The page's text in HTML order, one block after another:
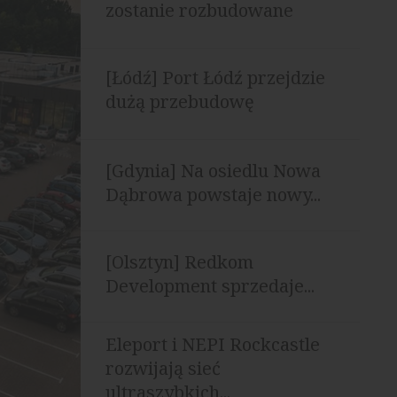
zostanie rozbudowane
[Łódź] Port Łódź przejdzie
dużą przebudowę
[Gdynia] Na osiedlu Nowa
Dąbrowa powstaje nowy...
[Olsztyn] Redkom
Development sprzedaje...
Eleport i NEPI Rockcastle
rozwijają sieć
ultraszybkich...